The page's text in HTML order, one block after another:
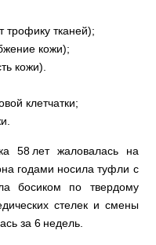
трофику тканей);
кожи);
кожи).
клетчатки;
58 лет жаловалась на
годами носила туфли с
босиком по твердому
стелек и смены
за 6 недель.